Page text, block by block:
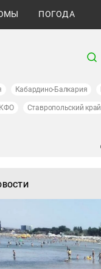
ПОГОДА
Кабардино-Балкария
Ставропольский край